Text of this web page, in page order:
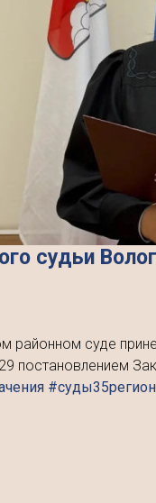
судьи
районном суде
постановлением